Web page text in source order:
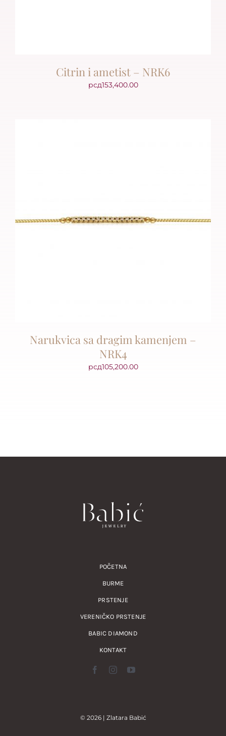
Citrin i ametist – NRK6
рсд153,400.00
Narukvica sa dragim kamenjem –
NRK4
рсд105,200.00
POČETNA
BURME
PRSTENJE
VERENIČKO PRSTENJE
BABIC DIAMOND
KONTAKT
© 2026 | Zlatara Babić